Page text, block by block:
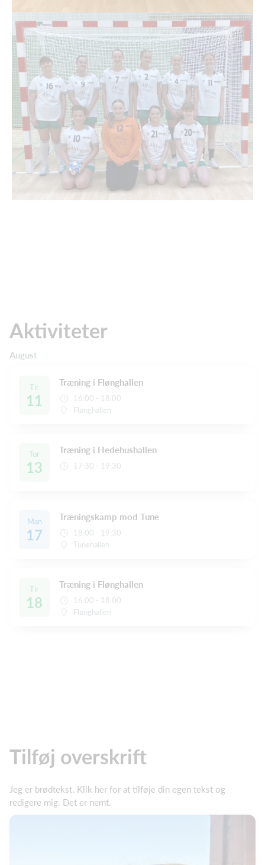
Aktiviteter
August
Tir
11
Træning i Flønghallen
16:00 - 18:00
Flønghallen
Tor
13
Træning i Hedehushallen
17:30 - 19:30
Man
17
Træningskamp mod Tune
18:00 - 19:30
Tunehallen
Tir
18
Træning i Flønghallen
16:00 - 18:00
Flønghallen
Tilføj overskrift
Jeg er brødtekst. Klik her for at tilføje din egen tekst og
redigere mig. Det er nemt.